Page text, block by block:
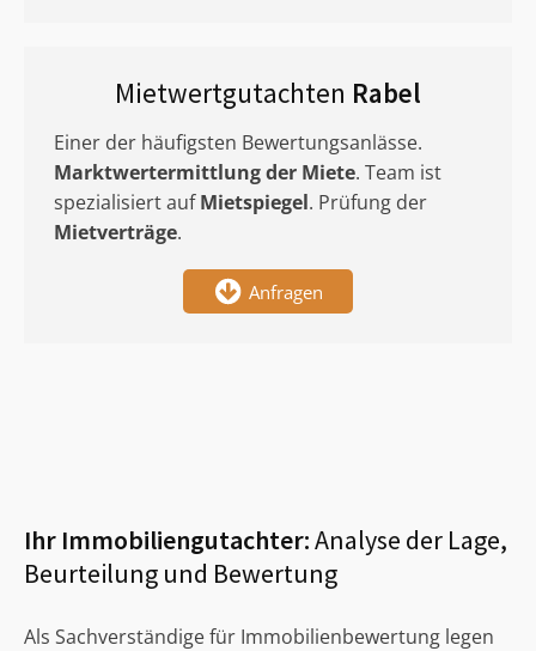
Mietwertgutachten Rabel
Einer der häufigsten Bewertungsanlässe.
Marktwertermittlungder Miete. Team ist
spezialisiert aufMietspiegel. Prüfung der
Mietverträge.
Anfragen
Ihr Immobiliengutachter:Analyse der Lage,
Beurteilung und Bewertung
Als Sachverständige für Immobilienbewertung legen